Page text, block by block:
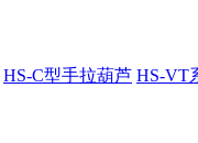
HS-C型手拉葫芦 HS-VT